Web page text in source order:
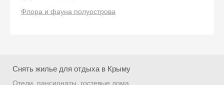
Флора и фауна полуострова
Снять жилье для отдыха в Крыму
Отели, пансионаты, гостевые дома